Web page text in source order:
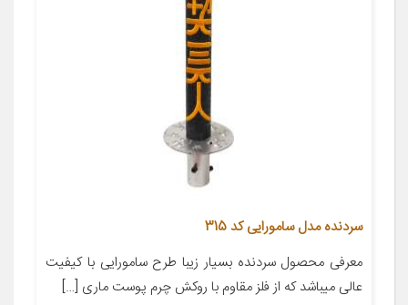
سردنده مدل سامورایی کد 315
معرفی محصول سردنده بسیار زیبا طرح سامورایی با کیفیت
عالی میباشد که از فلز مقاوم با روکش چرم پوست ماری […]